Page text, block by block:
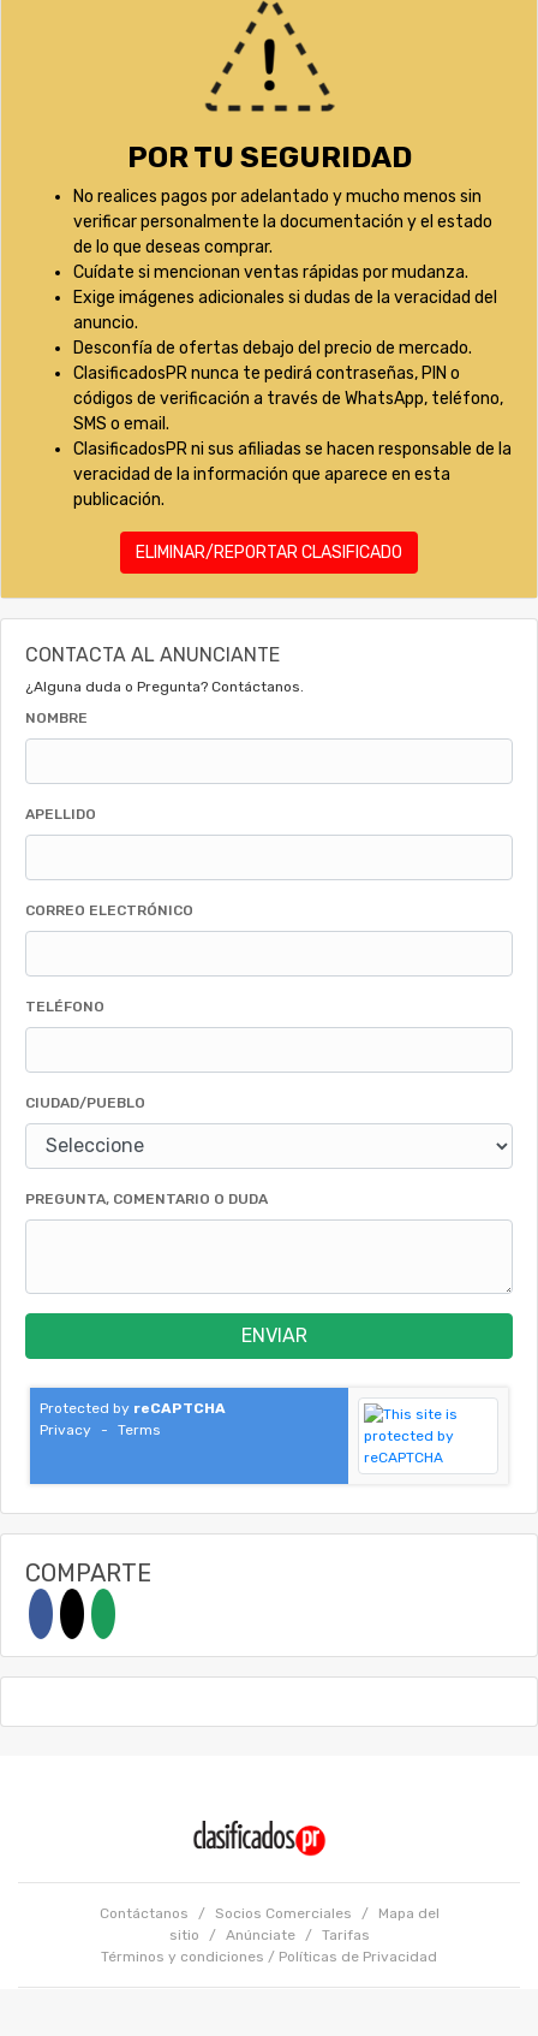
POR TU SEGURIDAD
No realices pagos por adelantado y mucho menos sin
verificar personalmente la documentación y el estado
de lo que deseas comprar.
Cuídate si mencionan ventas rápidas por mudanza.
Exige imágenes adicionales si dudas de la veracidad del
anuncio.
Desconfía de ofertas debajo del precio de mercado.
ClasificadosPR nunca te pedirá contraseñas, PIN o
códigos de verificación a través de WhatsApp, teléfono,
SMS o email.
ClasificadosPR ni sus afiliadas se hacen responsable de la
veracidad de la información que aparece en esta
publicación.
ELIMINAR/REPORTAR CLASIFICADO
CONTACTA AL ANUNCIANTE
¿Alguna duda o Pregunta? Contáctanos.
NOMBRE
APELLIDO
CORREO ELECTRÓNICO
TELÉFONO
CIUDAD/PUEBLO
PREGUNTA, COMENTARIO O DUDA
ENVIAR
Protected by reCAPTCHA
Privacy
- Terms
COMPARTE
Contáctanos / Socios Comerciales /
Mapa del
sitio
/ Anúnciate /
Tarifas
Términos y condiciones / Políticas de Privacidad